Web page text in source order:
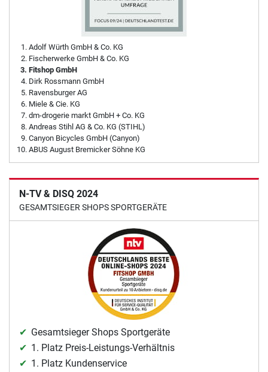
Adolf Würth GmbH & Co. KG
Fischerwerke GmbH & Co. KG
Fitshop GmbH
Dirk Rossmann GmbH
Ravensburger AG
Miele & Cie. KG
dm-drogerie markt GmbH + Co. KG
Andreas Stihl AG & Co. KG (STIHL)
Canyon Bicycles GmbH (Canyon)
ABUS August Bremicker Söhne KG
N-TV & DISQ 2024
GESAMTSIEGER SHOPS SPORTGERÄTE
Gesamtsieger Shops Sportgeräte
1. Platz Preis-Leistungs-Verhältnis
1. Platz Kundenservice